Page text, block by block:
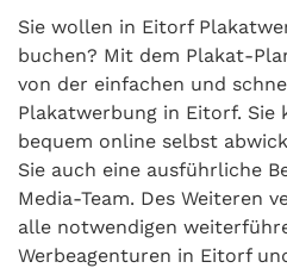
Sie wollen in Eitorf
buchen? Mit dem Plakat-
von der einfachen und
Plakatwerbung in Eitorf. Sie
bequem online selbst
Sie auch eine ausführliche
Media-Team. Des Weiteren
alle notwendigen
Werbeagenturen in Eitorf